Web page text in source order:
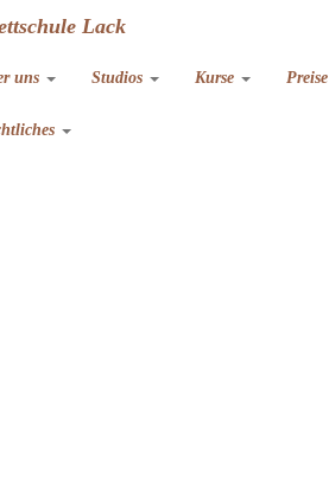
Lack
uns Studios Kurse Preise